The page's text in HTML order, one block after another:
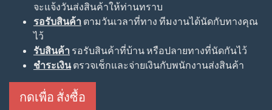
จะแจ้งวันส่งสินค้าให้ท่านทราบ
รอรับสินค้า ตามวันเวลาที่ทาง ทีมงานได้นัดกับทางคุณ
ไว้
รับสินค้า รอรับสินค้าที่บ้าน หรือปลายทางที่นัดกันไว้
ชำระเงินตรวจเช็กและจ่ายเงินกับพนักงานส่งสินค้า
กดเพื่อ สั่งซื้อ